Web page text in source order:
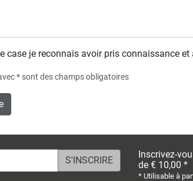
case je reconnais avoir pris connaissance
* sont des champs obligatoires
Inscrivez-
de € 10,00 *
* Utilisable à